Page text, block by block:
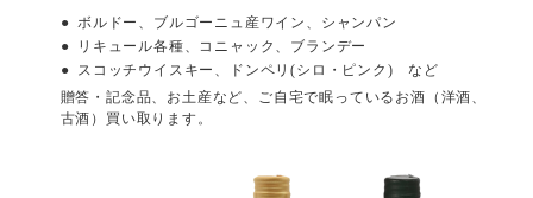
ボルドー、ブルゴーニュ産ワイン、シャンパン
リキュール各種、コニャック、ブランデー
スコッチウイスキー、ドンペリ(シロ・ピンク) など
贈答・記念品、お土産など、ご自宅で眠っているお酒（洋酒、
古酒）買い取ります。